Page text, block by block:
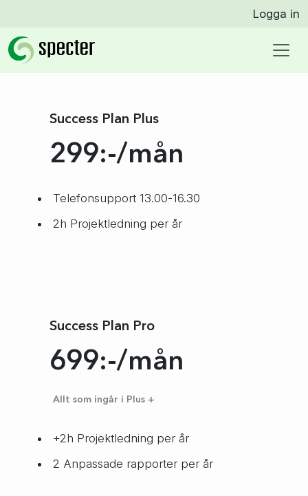
Logga in
Success Plan Plus
299:-/mån
Telefonsupport 13.00-16.30
2h Projektledning per år
Success Plan Pro
699:-/mån
Allt som ingår i Plus +
+2h Projektledning per år
2 Anpassade rapporter per år